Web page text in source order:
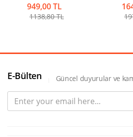
949,00TL
1138,80TL
E-Bülten Güncel duyurular ve